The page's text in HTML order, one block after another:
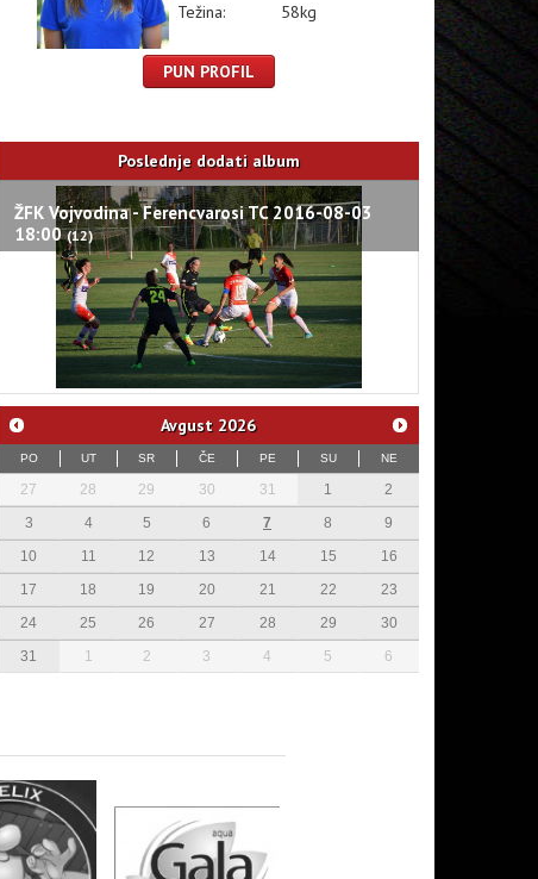
Težina:
58kg
PUN PROFIL
Poslednje dodati album
ŽFK Vojvodina - Ferencvarosi TC 2016-08-03
18:00(12)
Avgust 2026
PO UT SR ČE PE SU NE
27 28 29 30 31 1
2
3
4 5 6 7 8
9
10
11 12 13 14 15
16
17
18 19 20 21 22
23
24
25 26 27 28 29
30
31
1 2 3 4 5 6